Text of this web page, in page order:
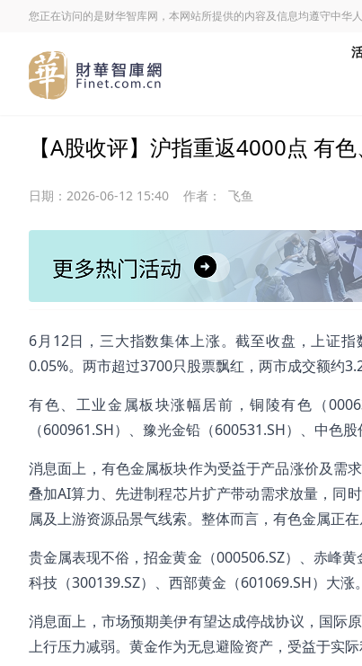
您正在访问的是财华智库网，本网站所提供的内容及信息均遵守中华
【A股收评】沪指重返4000点 有
日期： 2026-06-12 15:40 作者： 飞鱼
6月12日，三大指数集体上涨。截至收盘，上证
0.05%。两市超过3700只股票飘红，两市成交额约
有色、工业金属板块涨幅居前，铜陵有色（
（600961.SH）、豫光金铅（600531.SH）、中色
消息面上，有色金属板块作为受益于产品涨价及需
叠加AI算力、先进制程芯片扩产带动需求放量，同
属及上游资源品景气线索。整体而言，有色金属正
贵金属表现不俗，招金黄金（000506.SZ）、赤峰
科技（300139.SZ）、西部黄金（601069.SH）大涨。
消息面上，市场预期美伊有望达成停战协议，国际
上行压力减弱。黄金作为无息避险资产，受益于实